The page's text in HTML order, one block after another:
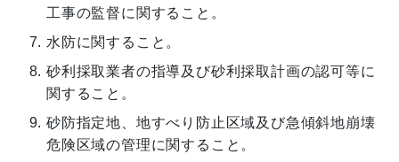
工事の監督に関すること。
水防に関すること。
砂利採取業者の指導及び砂利採取計画の認可等に
関すること。
砂防指定地、地すべり防止区域及び急傾斜地崩壊
危険区域の管理に関すること。